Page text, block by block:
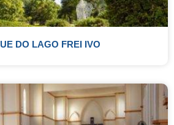
DO LAGO FREI IVO